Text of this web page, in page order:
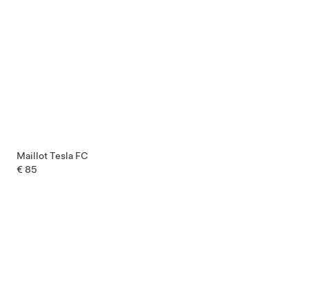
Maillot Tesla FC
€ 85